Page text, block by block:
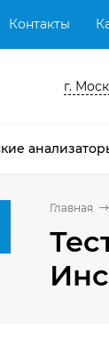
Контакты
г.
Главная